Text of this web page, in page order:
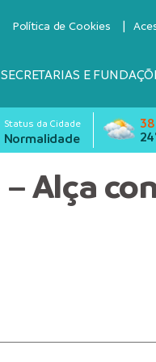
Política de Cookies
SECRETARIAS E
Status da Cidade
Normalidade
Alça